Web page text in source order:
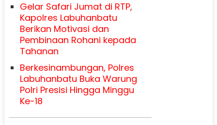
Gelar Safari Jumat di RTP,
Kapolres Labuhanbatu
Berikan Motivasi dan
Pembinaan Rohani kepada
Tahanan
Berkesinambungan, Polres
Labuhanbatu Buka Warung
Polri Presisi Hingga Minggu
Ke-18